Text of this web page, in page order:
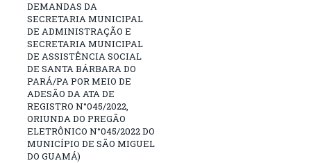
DEMANDAS DA
SECRETARIA MUNICIPAL
DE ADMINISTRAÇÃO E
SECRETARIA MUNICIPAL
DE ASSISTÊNCIA SOCIAL
DE SANTA BÁRBARA DO
PARÁ/PA POR MEIO DE
ADESÃO DA ATA DE
REGISTRO N°045/2022,
ORIUNDA DO PREGÃO
ELETRÔNICO N°045/2022 DO
MUNICÍPIO DE SÃO MIGUEL
DO GUAMÁ)